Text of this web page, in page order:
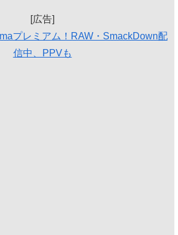
[広告]
プレミアム！RAW・SmackDown配
信中、PPVも